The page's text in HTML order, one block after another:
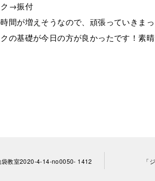
ク→振付
間が増えそうなので、頑張っていきま
の基礎が今日の方が良かったです！素
袋教室2020-4-14-­no0050- 1412 「